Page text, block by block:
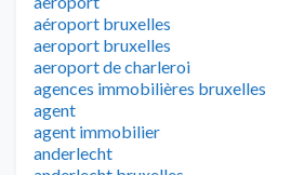
aéroport bruxelles
aeroport bruxelles
aeroport de charleroi
agences immobilières bruxelles
agent
agent immobilier
anderlecht